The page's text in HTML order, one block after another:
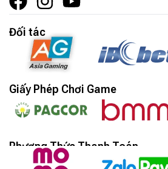
Đối tác
Giấy Phép Chơi Game
Phương Thức Thanh Toán